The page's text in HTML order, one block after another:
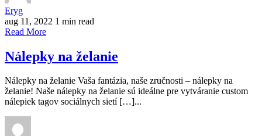
Eryg
aug 11, 2022 1 min read
Read More
Nálepky na želanie
Nálepky na želanie Vaša fantázia, naše zručnosti – nálepky na
želanie! Naše nálepky na želanie sú ideálne pre vytváranie custom
nálepiek tagov sociálnych sietí […]...